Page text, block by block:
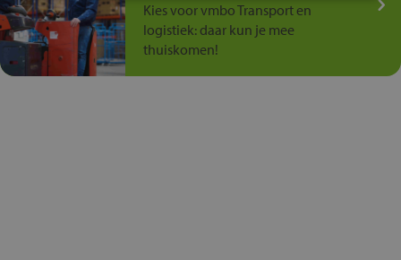
Kies voor vmbo Transport en
logistiek: daar kun je mee
thuiskomen!